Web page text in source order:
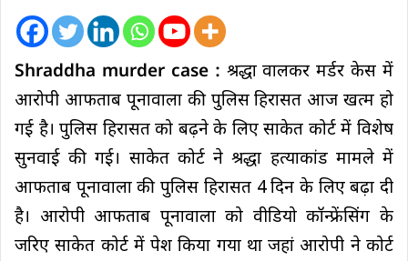
Shraddha murder case : श्रद्धा वालकर मर्डर केस में
आरोपी आफताब पूनावाला की पुलिस हिरासत आज खत्म हो
गई है। पुलिस हिरासत को बढ़ने के लिए साकेत कोर्ट में विशेष
सुनवाई की गई। साकेत कोर्ट ने श्रद्धा हत्याकांड मामले में
आफताब पूनावाला की पुलिस हिरासत 4 दिन के लिए बढ़ा दी
है। आरोपी आफताब पूनावाला को वीडियो कॉन्फ्रेंसिंग के
जरिए साकेत कोर्ट में पेश किया गया था जहां आरोपी ने कोर्ट